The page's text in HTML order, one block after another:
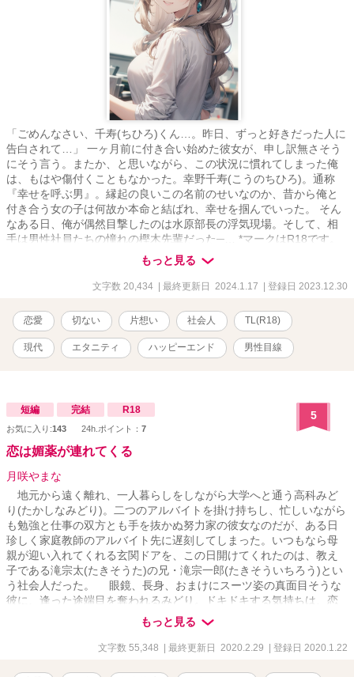
「ごめんなさい、千寿(ちひろ)くん…。昨日、ずっと好きだった人に
告白されて…」 一ヶ月前に付き合い始めた彼女が、申し訳無さそう
にそう言う。またか、と思いながら、この状況に慣れてしまった俺
は、もはや傷付くこともなかった。幸野千寿(こうのちひろ)。通称
『幸せを呼ぶ男』。縁起の良いこの名前のせいなのか、昔から俺と
付き合う女の子は何故か本命と結ばれ、幸せを掴んでいった。 そん
なある日、俺が偶然目撃したのは水原部長の浮気現場。そして、相
手は男性社員たちの憧れの樫木先輩だった─… *マークはR18です。
表紙にAIを利用しています。もっと見る
文字数 20,434 | 最終更新日 2024.1.17 | 登録日 2023.12.30
恋愛 切ない 片想い 社会人 TL(R18)
現代 エタニティ ハッピーエンド 男性目線
短編 完結 R18
お気に入り:143 24h.ポイント： 7
5
恋は媚薬が連れてくる
月咲やまな
地元から遠く離れ、一人暮らしをしながら大学へと通う高科みど
り(たかしなみどり)。二つのアルバイトを掛け持ちし、忙しいながら
も勉強と仕事の双方とも手を抜かぬ努力家の彼女なのだが、ある日
珍しく家庭教師のアルバイト先に遅刻してしまった。いつもなら母
親が迎い入れてくれる玄関ドアを、この日開けてくれたのは、教え
子である滝宗太(たきそうた)の兄・滝宗一郎(たきそういちろう)とい
う社会人だった。 眼鏡、長身、おまけにスーツ姿の真面目そうな
彼に、逢った途端目を奪われるみどり。ドキドキする気持ちは、恋
なのか、それとも彼の暗躍が原因か—— ○一目惚れ・軽い三角関
係・媚薬とが絡んだ、社会人×大学生のTL小説です。 【R18】作品
ですのでご注意下さい。 【関連していなくもない作品】 『伝えぬ
もっと見る
文字数 55,348 | 最終更新日 2020.2.29 | 登録日 2020.1.22